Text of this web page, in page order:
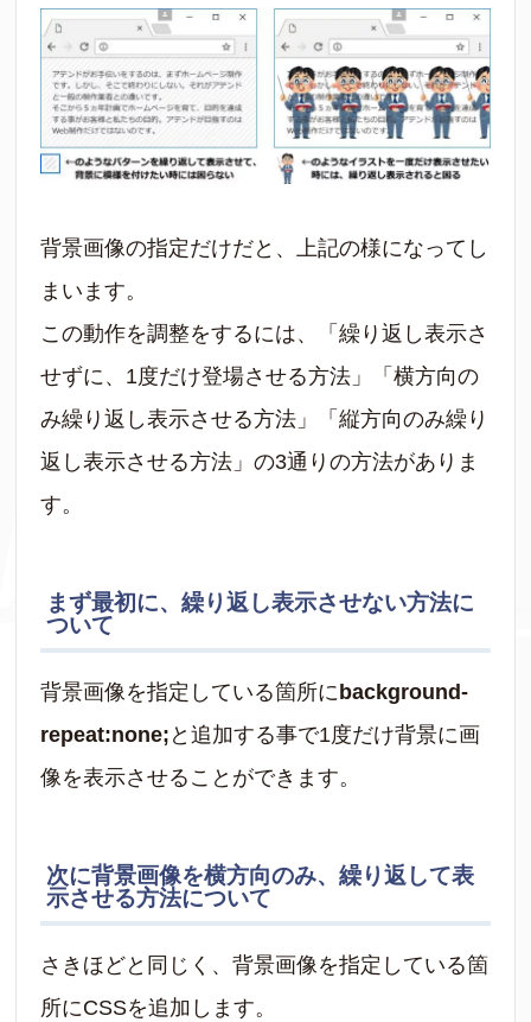
背景画像の指定だけだと、上記の様になってし
まいます。
この動作を調整をするには、「繰り返し表示さ
せずに、1度だけ登場させる方法」「横方向の
み繰り返し表示させる方法」「縦方向のみ繰り
返し表示させる方法」の3通りの方法がありま
す。
まず最初に、繰り返し表示させない方法に
ついて
背景画像を指定している箇所に background-
repeat:none; と追加する事で1度だけ背景に画
像を表示させることができます。
次に背景画像を横方向のみ、繰り返して表
示させる方法について
さきほどと同じく、背景画像を指定している箇
所にCSSを追加します。